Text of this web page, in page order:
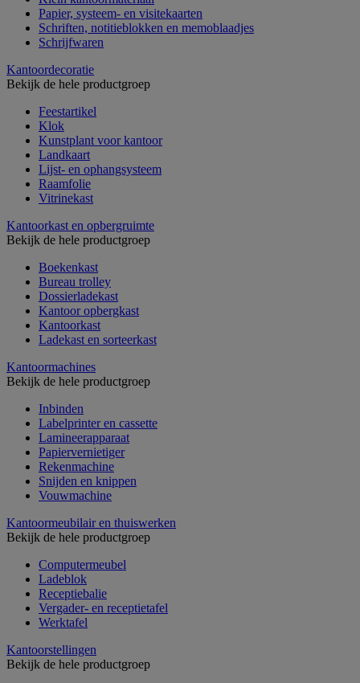
Papier, systeem- en visitekaarten
Schriften, notitieblokken en memoblaadjes
Schrijfwaren
Kantoordecoratie
Bekijk de hele productgroep
Feestartikel
Klok
Kunstplant voor kantoor
Landkaart
Lijst- en ophangsysteem
Raamfolie
Vitrinekast
Kantoorkast en opbergruimte
Bekijk de hele productgroep
Boekenkast
Bureau trolley
Dossierladekast
Kantoor opbergkast
Kantoorkast
Ladekast en sorteerkast
Kantoormachines
Bekijk de hele productgroep
Inbinden
Labelprinter en cassette
Lamineerapparaat
Papiervernietiger
Rekenmachine
Snijden en knippen
Vouwmachine
Kantoormeubilair en thuiswerken
Bekijk de hele productgroep
Computermeubel
Ladeblok
Receptiebalie
Vergader- en receptietafel
Werktafel
Kantoorstellingen
Bekijk de hele productgroep